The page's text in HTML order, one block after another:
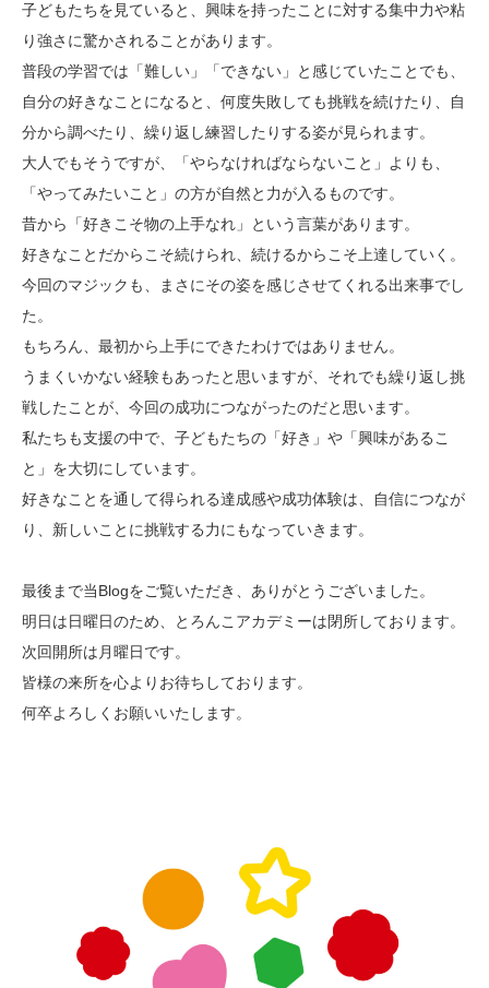
子どもたちを見ていると、興味を持ったことに対する集中力や粘
り強さに驚かされることがあります。
普段の学習では「難しい」「できない」と感じていたことでも、
自分の好きなことになると、何度失敗しても挑戦を続けたり、自
分から調べたり、繰り返し練習したりする姿が見られます。
大人でもそうですが、「やらなければならないこと」よりも、
「やってみたいこと」の方が自然と力が入るものです。
昔から「好きこそ物の上手なれ」という言葉があります。
好きなことだからこそ続けられ、続けるからこそ上達していく。
今回のマジックも、まさにその姿を感じさせてくれる出来事でし
た。
もちろん、最初から上手にできたわけではありません。
うまくいかない経験もあったと思いますが、それでも繰り返し挑
戦したことが、今回の成功につながったのだと思います。
私たちも支援の中で、子どもたちの「好き」や「興味があるこ
と」を大切にしています。
好きなことを通して得られる達成感や成功体験は、自信につなが
り、新しいことに挑戦する力にもなっていきます。
最後まで当Blogをご覧いただき、ありがとうございました。
明日は日曜日のため、とろんこアカデミーは閉所しております。
次回開所は月曜日です。
皆様の来所を心よりお待ちしております。
何卒よろしくお願いいたします。